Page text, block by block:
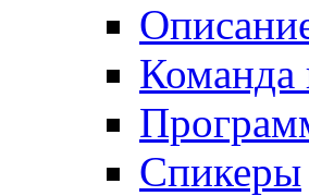
Команда
Спикеры